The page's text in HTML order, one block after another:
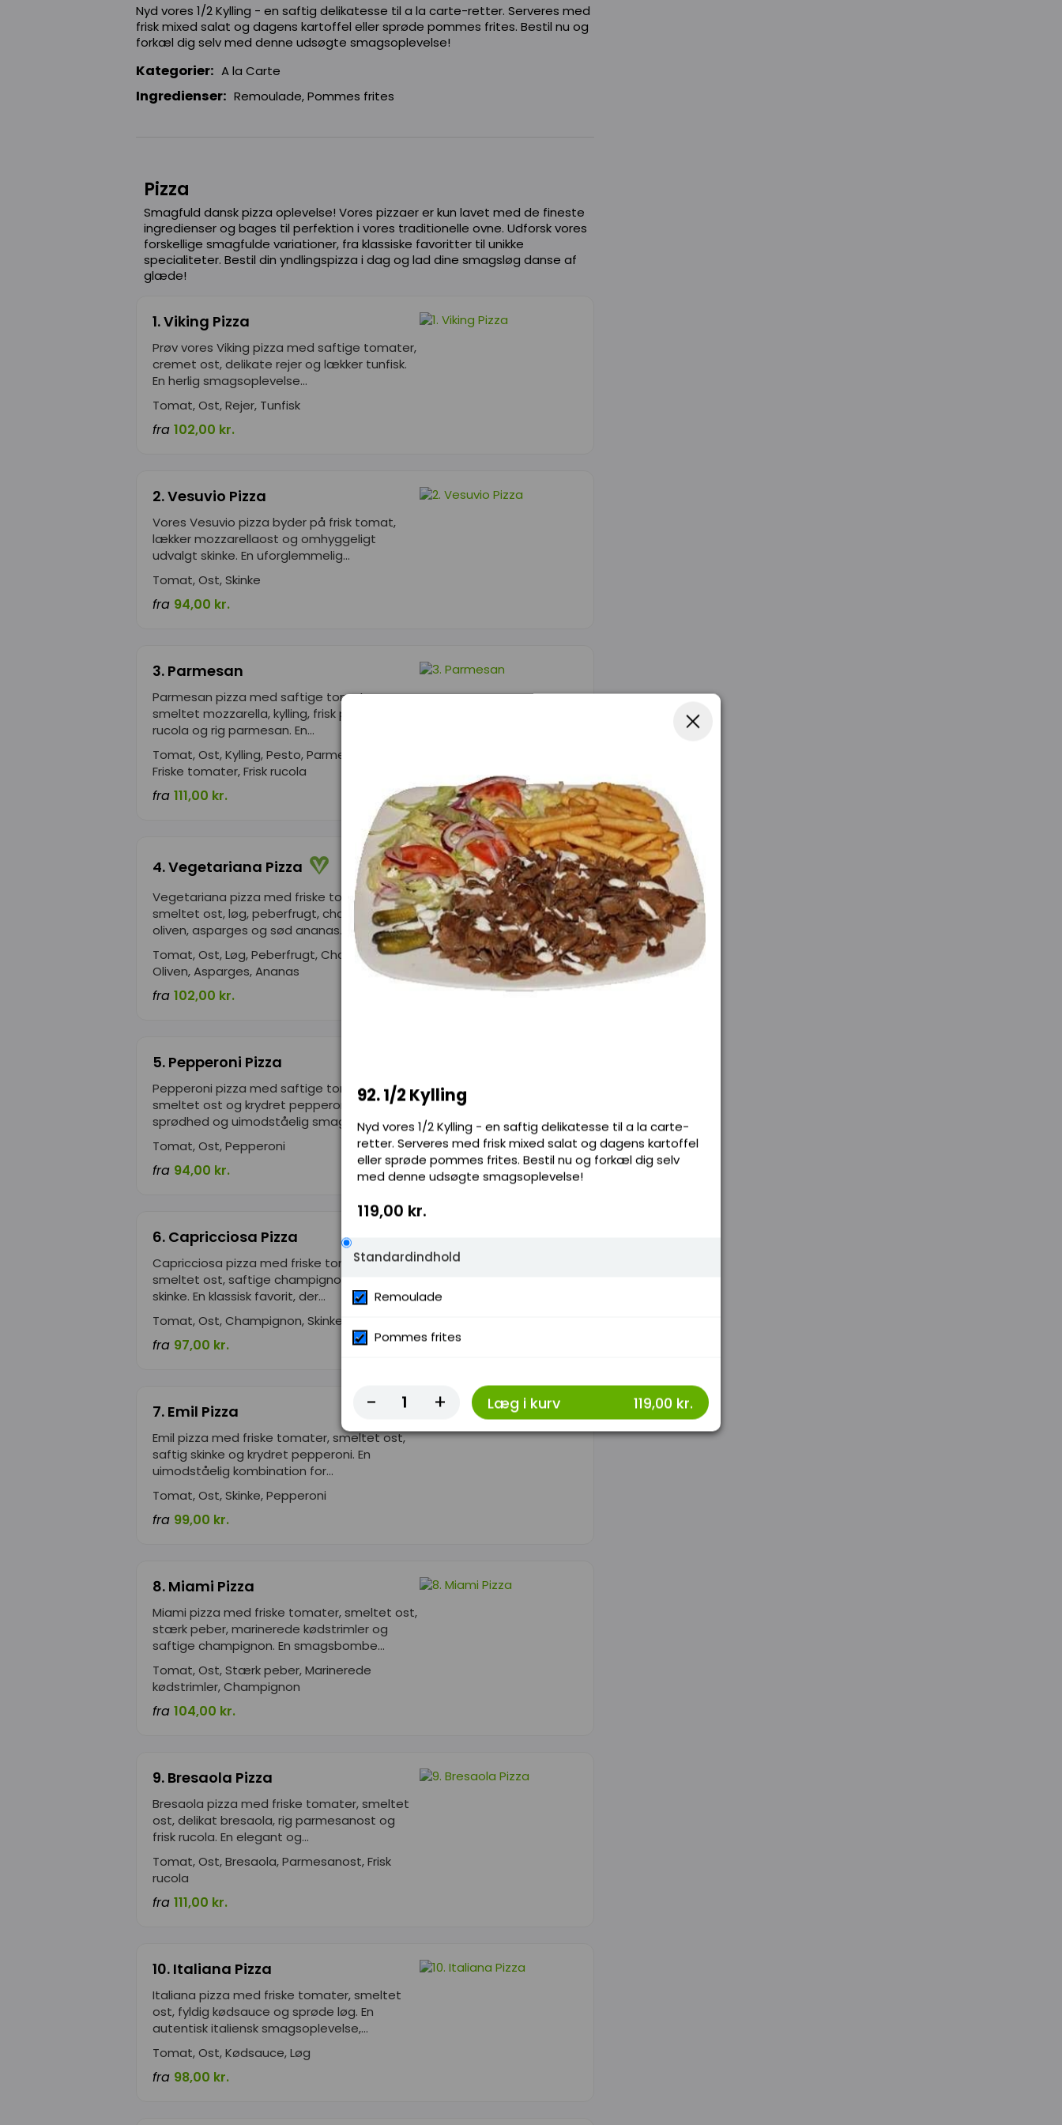
Nyd vores 1/2 Kylling - en saftig delikatesse til a la carte-retter. Serveres med
frisk mixed salat og dagens kartoffel eller sprøde pommes frites. Bestil nu og
forkæl dig selv med denne udsøgte smagsoplevelse!
Kategorier: A la Carte
Ingredienser: Remoulade, Pommes frites
Pizza
Smagfuld dansk pizza oplevelse! Vores pizzaer er kun lavet med de fineste
ingredienser og bages til perfektion i vores traditionelle ovne. Udforsk vores
forskellige smagfulde variationer, fra klassiske favoritter til unikke
specialiteter. Bestil din yndlingspizza i dag og lad dine smagsløg danse af
glæde!
1. Viking Pizza
Prøv vores Viking pizza med saftige tomater,
cremet ost, delikate rejer og lækker tunfisk.
En herlig smagsoplevelse...
Tomat, Ost, Rejer, Tunfisk
fra 102,00 kr.
2. Vesuvio Pizza
Vores Vesuvio pizza byder på frisk tomat,
lækker mozzarellaost og omhyggeligt
udvalgt skinke. En uforglemmelig...
Tomat, Ost, Skinke
fra 94,00 kr.
3. Parmesan
Parmesan pizza med saftige tomater,
smeltet mozzarella, kylling, frisk pesto, sprød
rucola og rig parmesan. En...
Tomat, Ost, Kylling, Pesto, Parmesanost,
Friske tomater, Frisk rucola
fra 111,00 kr.
4. Vegetariana Pizza
Vegetariana pizza med friske tomater,
smeltet ost, løg, peberfrugt, champignon,
oliven, asparges og sød ananas....
Tomat, Ost, Løg, Peberfrugt, Champignon,
Oliven, Asparges, Ananas
fra 102,00 kr.
5. Pepperoni Pizza
Pepperoni pizza med saftige tomater,
smeltet ost og krydret pepperoni. Perfekt
sprødhed og uimodståelig smag...
Tomat, Ost, Pepperoni
fra 94,00 kr.
6. Capricciosa Pizza
Capricciosa pizza med friske tomater,
smeltet ost, saftige champignon og lækker
skinke. En klassisk favorit, der...
Tomat, Ost, Champignon, Skinke
fra 97,00 kr.
7. Emil Pizza
Emil pizza med friske tomater, smeltet ost,
saftig skinke og krydret pepperoni. En
uimodståelig kombination for...
Tomat, Ost, Skinke, Pepperoni
fra 99,00 kr.
8. Miami Pizza
Miami pizza med friske tomater, smeltet ost,
stærk peber, marinerede kødstrimler og
saftige champignon. En smagsbombe...
Tomat, Ost, Stærk peber, Marinerede
kødstrimler, Champignon
fra 104,00 kr.
9. Bresaola Pizza
Bresaola pizza med friske tomater, smeltet
ost, delikat bresaola, rig parmesanost og
frisk rucola. En elegant og...
Tomat, Ost, Bresaola, Parmesanost, Frisk
rucola
fra 111,00 kr.
10. Italiana Pizza
Italiana pizza med friske tomater, smeltet
ost, fyldig kødsauce og sprøde løg. En
autentisk italiensk smagsoplevelse,...
Tomat, Ost, Kødsauce, Løg
fra 98,00 kr.
92. 1/2 Kylling
Nyd vores 1/2 Kylling - en saftig delikatesse til a la carte-
retter. Serveres med frisk mixed salat og dagens kartoffel
eller sprøde pommes frites. Bestil nu og forkæl dig selv
med denne udsøgte smagsoplevelse!
119,00 kr.
Standardindhold
Remoulade
Pommes frites
- + Læg i kurv 119,00 kr.